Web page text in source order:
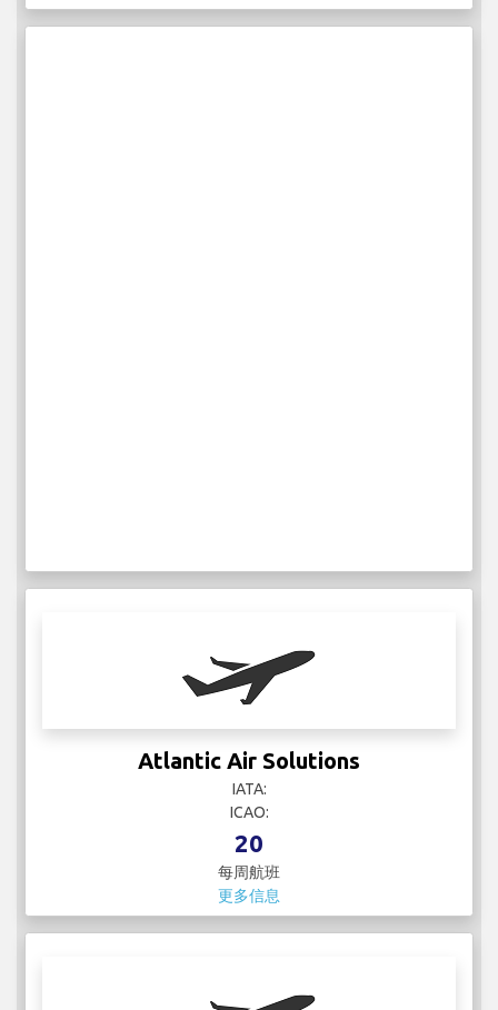
Atlantic Air Solutions
IATA:
ICAO:
20
每周航班
更多信息